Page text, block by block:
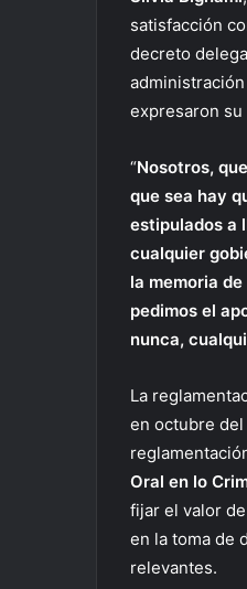
satisfacción
decreto
expresaron
“Nosotros,
que sea hay
estipulados a
cualquier
la memoria
pedimos el
nunca,
La
en octubre del
Oral en lo
fijar el valor
en la toma de
relevantes.